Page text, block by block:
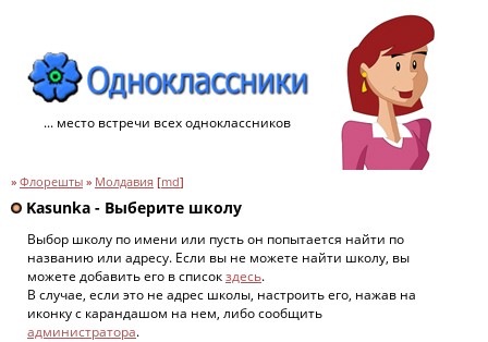
... место встречи всех одноклассников
» Флорешты » Молдавия [md]
Kasunka - Выберите школу
Выбор школу по имени или пусть он попытается найти по
названию или адресу. Если вы не можете найти школу, вы
можете добавить его в списокздесь.
В случае, если это не адрес школы, настроить его, нажав на
иконку с карандашом на нем, либо сообщить
администратора.